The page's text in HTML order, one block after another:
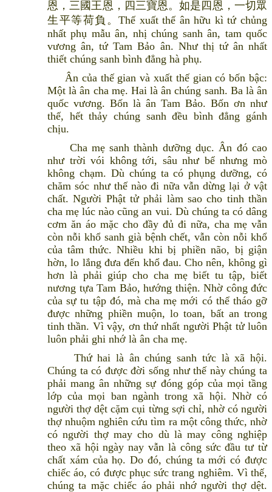
恩，三國王恩，四三寶恩。如是四恩，一切眾
生平等荷負。Thế xuất thế ân hữu kì tứ chủng
nhất phụ mẫu ân, nhị chúng sanh ân, tam quốc
vương ân, tứ Tam Bảo ân. Như thị tứ ân nhất
thiết chúng sanh bình đẳng hà phụ.
Ân của thế gian và xuất thế gian có bốn bậc:
Một là ân cha mẹ. Hai là ân chúng sanh. Ba là ân
quốc vương. Bốn là ân Tam Bảo. Bốn ơn như
thế, hết thảy chúng sanh đều bình đẳng gánh
chịu.
Cha mẹ sanh thành dưỡng dục. Ân đó cao
như trời vói không tới, sâu như bể nhưng mò
không chạm. Dù chúng ta có phụng dưỡng, có
chăm sóc như thế nào đi nữa vẫn dừng lại ở vật
chất. Người Phật tử phải làm sao cho tinh thần
cha mẹ lúc nào cũng an vui. Dù chúng ta có dâng
cơm ăn áo mặc cho đầy đủ đi nữa, cha mẹ vẫn
còn nỗi khổ sanh già bệnh chết, vẫn còn nỗi khổ
của tâm thức. Nhiều khi bị phiền não, bị giận
hờn, lo lắng đưa đến khổ đau. Cho nên, không gì
hơn là phải giúp cho cha mẹ biết tu tập, biết
nương tựa Tam Bảo, hướng thiện. Nhờ công đức
của sự tu tập đó, mà cha mẹ mới có thể tháo gỡ
được những phiền muộn, lo toan, bất an trong
tinh thần. Vì vậy, ơn thứ nhất người Phật tử luôn
luôn phải ghi nhớ là ân cha mẹ.
Thứ hai là ân chúng sanh tức là xã hội.
Chúng ta có được đời sống như thế này chúng ta
phải mang ân những sự đóng góp của mọi tầng
lớp của mọi ban ngành trong xã hội. Nhờ có
người thợ dệt cặm cụi từng sợi chỉ, nhờ có người
thợ nhuộm nghiên cứu tìm ra một công thức, nhờ
có người thợ may cho dù là may công nghiệp
theo xã hội ngày nay vẫn là công sức đầu tư từ
chất xám của họ. Do đó, chúng ta mới có được
chiếc áo, có được phục sức trang nghiêm. Vì thế,
chúng ta mặc chiếc áo phải nhớ người thợ dệt.